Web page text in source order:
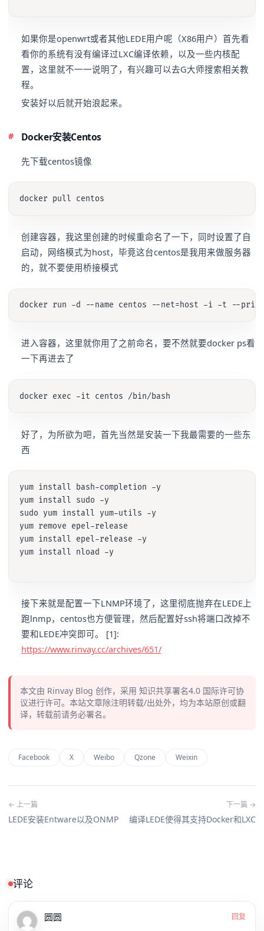
如果你是openwrt或者其他LEDE用户呢（X86用户）首先看
看你的系统有没有编译过LXC编译依赖，以及一些内核配
置，这里就不一一说明了，有兴趣可以去G大师搜索相关教
程。
安装好以后就开始浪起来。
Docker安装Centos
先下载centos镜像
创建容器，我这里创建的时候重命名了一下，同时设置了自
启动，网络模式为host，毕竟这台centos是我用来做服务器
的，就不要使用桥接模式
进入容器，这里就你用了之前命名，要不然就要docker ps看
一下再进去了
好了，为所欲为吧，首先当然是安装一下我最需要的一些东
西
yum install bash-completion -y
yum install sudo -y
sudo yum install yum-utils -y
yum remove epel-release
yum install epel-release -y
yum install nload -y
接下来就是配置一下LNMP环境了，这里彻底抛弃在LEDE上
跑lnmp，centos也方便管理，然后配置好ssh将端口改掉不
要和LEDE冲突即可。 [1]:
https://www.rinvay.cc/archives/651/
本文由 Rinvay Blog 创作，采用 知识共享署名4.0 国际许可协
议进行许可。本站文章除注明转载/出处外，均为本站原创或翻
译，转载前请务必署名。
Facebook X Weibo Qzone Weixin
← 上一篇
LEDE安装Entware以及ONMP
下一篇 →
编译LEDE使得其支持Docker和LXC
评论
圆圆 回复